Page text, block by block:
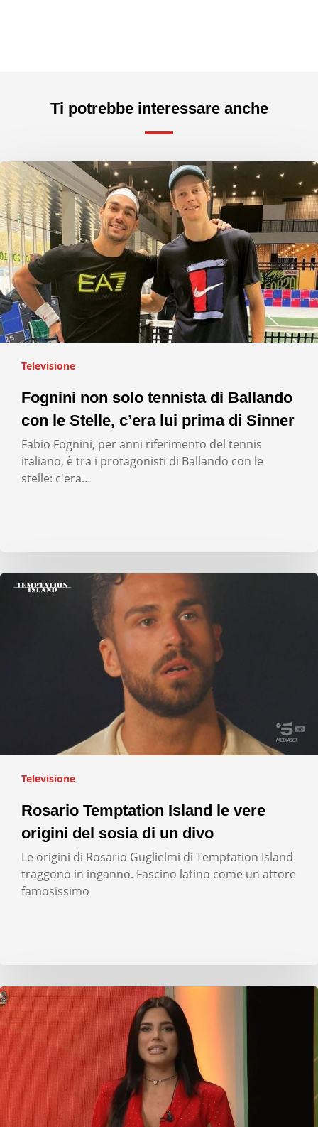
Ti potrebbe interessare anche
Televisione
Fognini non solo tennista di Ballando
con le Stelle, c’era lui prima di Sinner
Fabio Fognini, per anni riferimento del tennis
italiano, è tra i protagonisti di Ballando con le
stelle: c'era…
Televisione
Rosario Temptation Island le vere
origini del sosia di un divo
Le origini di Rosario Guglielmi di Temptation Island
traggono in inganno. Fascino latino come un attore
famosissimo